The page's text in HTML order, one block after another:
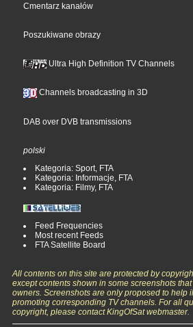
Cmentarz kanałów
Poszukiwane obrazy
Ultra High Definition TV Channels
Channels broadcasting in 3D
DAB over DVB transmissions
polski
Kategoria: Sport, FTA
Kategoria: Informacje, FTA
Kategoria: Filmy, FTA
Feed Frequencies
Most recent Feeds
FTA Satellite Board
All contents on this site are protected by
except contents shown in some screenshots
owners. Screenshots are only proposed to help
promoting corresponding TV channels. For all
copyright, please contact KingOfSat webmaster.